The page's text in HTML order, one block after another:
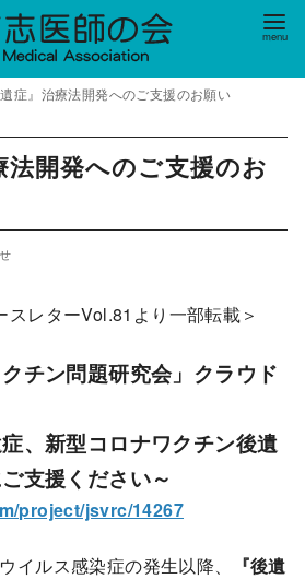
遺症』治療法開発へのご支援のお願い
法開発へのご支援のお
スレターVol.81より一部転載＞
クチン問題研究会」クラウド
、新型コロナワクチン後遺
支援ください～
project/jsvrc/14267
イルス感染症の発生以降、
『後遺